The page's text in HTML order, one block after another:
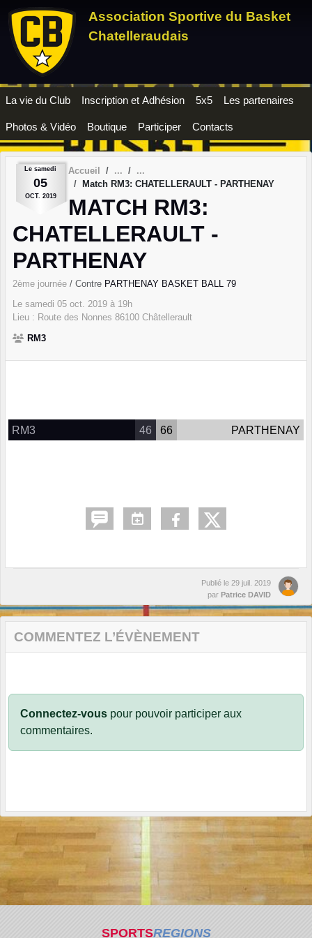
Association Sportive du Basket
Chatelleraudais
La vie du Club Inscription et Adhésion 5x5 Les partenaires
Photos & Vidéo Boutique Participer Contacts
Le samedi
05
OCT. 2019
Accueil
Match RM3: CHATELLERAULT - PARTHENAY
MATCH RM3:
CHATELLERAULT -
PARTHENAY
2ème journée / Contre PARTHENAY BASKET BALL 79
Le samedi 05 oct. 2019 à 19h
Lieu : Route des Nonnes 86100 Châtellerault
RM3
RM3 46 66 PARTHENAY
Publié le 29 juil. 2019
par Patrice DAVID
COMMENTEZ L’ÉVÈNEMENT
Connectez-vous pour pouvoir participer aux
commentaires.
SPORTSREGIONS
Panneau de gestion des cookies